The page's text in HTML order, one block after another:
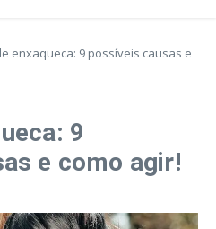
enxaqueca: 9 possíveis causas e
9
e como agir!